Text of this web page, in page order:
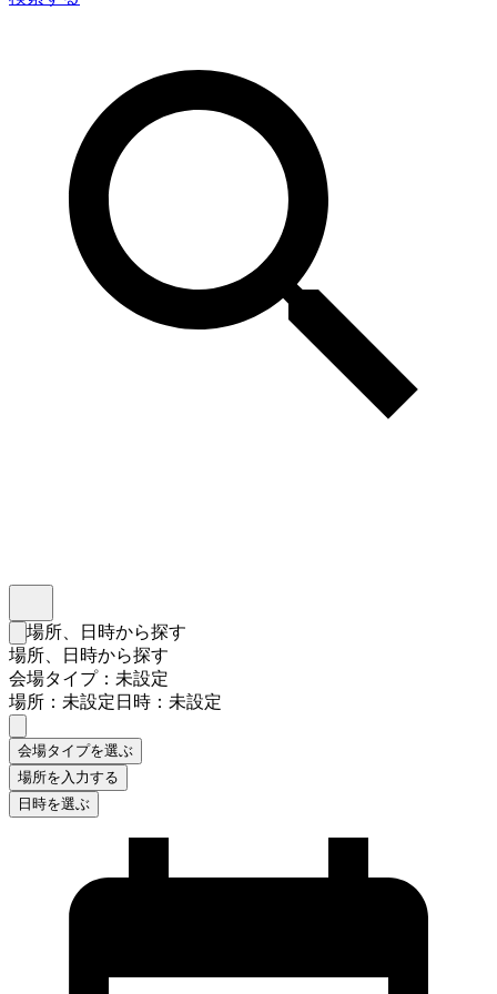
検索フォームを閉じる
場所、日時から探す
場所、日時から探す
会場タイプ：未設定
場所：未設定日時：未設定
会場タイプを選ぶ
場所を入力する
日時を選ぶ